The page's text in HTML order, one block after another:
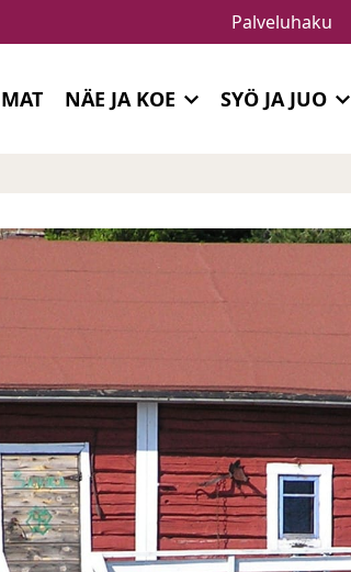
Palveluhaku
NÄE JA KOE SYÖ JA JUO